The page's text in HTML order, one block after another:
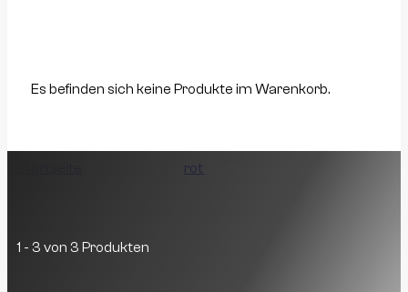
Es befinden sich keine Produkte im Warenkorb.
rot
1 - 3 von 3 Produkten